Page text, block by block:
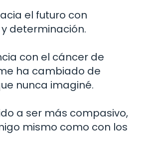
el futuro con
determinación.
con el cáncer de
ha cambiado de
nunca imaginé.
a ser más compasivo,
mismo como con los